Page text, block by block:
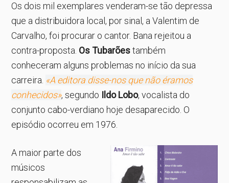
Os dois mil exemplares venderam-se tão depressa
que a distribuidora local, por sinal, a Valentim de
Carvalho, foi procurar o cantor. Bana rejeitou a
contra-proposta. Os Tubarõestambém
conheceram alguns problemas no início da sua
carreira. «A editora disse-nos que não éramos
conhecidos», segundo Ildo Lobo, vocalista do
conjunto cabo-verdiano hoje desaparecido. O
episódio ocorreu em 1976.
A maior parte dos
músicos